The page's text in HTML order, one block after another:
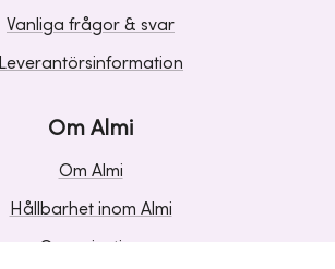
Vanliga frågor & svar
Leverantörsinformation
Om Almi
Om Almi
Hållbarhet inom Almi
Organisation